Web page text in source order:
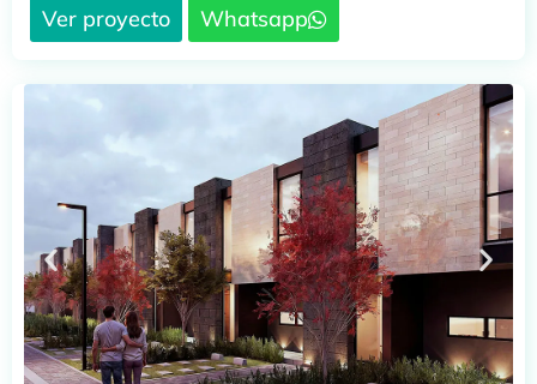
Ver proyecto Whatsapp